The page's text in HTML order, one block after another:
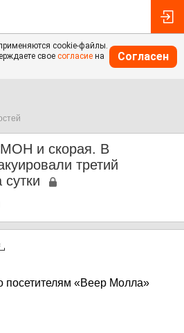
cookie-файлы.
свое согласие на
Согласен
и скорая. В
третий
сутки
посетителям «Веер Молла»